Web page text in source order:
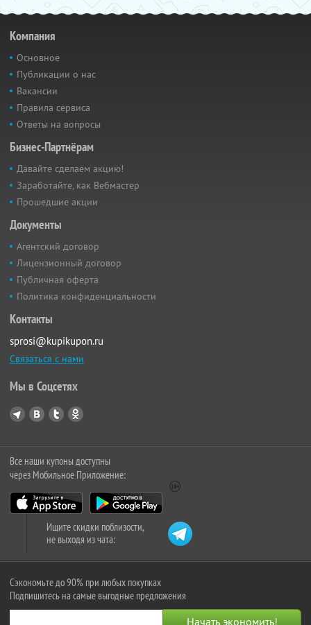
Компания
Основное
Публикации о нас
Вакансии
Правила сервиса
Ответы на вопросы
Бизнес-Партнёрам
Давайте сделаем акцию!
Заработайте, как Вебмастер
Прошедшие акции
Документы
Агентский договор
Лицензионный договор
Публичная оферта
Политика конфиденциальности
Контакты
sprosi@kupikupon.ru
Связаться с нами
Мы в Соцсетях
Все наши купоны доступны
через Мобильное Приложение:
Ищите скидки поблизости,
не выходя из чата:
Сэкономьте до 90% при любых покупках
Подпишитесь на самые выгодные предложения